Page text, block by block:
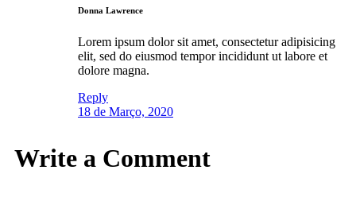
Donna Lawrence
Lorem ipsum dolor sit amet, consectetur adipisicing
elit, sed do eiusmod tempor incididunt ut labore et
dolore magna.
Reply
18 de Março, 2020
Write a Comment